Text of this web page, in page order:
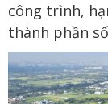
công trình,
thành phần